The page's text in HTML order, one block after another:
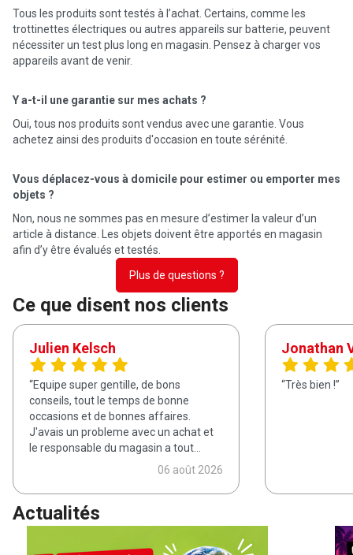
Tous les produits sont testés à l’achat. Certains, comme les
trottinettes électriques ou autres appareils sur batterie, peuvent
nécessiter un test plus long en magasin. Pensez à charger vos
appareils avant de venir.
Y a-t-il une garantie sur mes achats ?
Oui, tous nos produits sont vendus avec une garantie. Vous
achetez ainsi des produits d'occasion en toute sérénité.
Vous déplacez-vous à domicile pour estimer ou emporter mes
objets ?
Non, nous ne sommes pas en mesure d’estimer la valeur d’un
article à distance. Les objets doivent être apportés en magasin
afin d’y être évalués et testés.
Plus de questions ?
Ce que disent nos clients
Julien Kelsch
06 août 2026
Equipe super gentille, de bons
conseils, tout le temps de bonne
occasions et de bonnes affaires.
J'avais un probleme avec un achat et
le responsable du magasin a tout
Jonathan
Très bien !
Actualités